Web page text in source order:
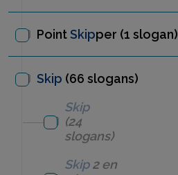
PointSkipper (1 slogan)
Skip (66 slogans)
Skip
(24
slogans)
Skip 2 en